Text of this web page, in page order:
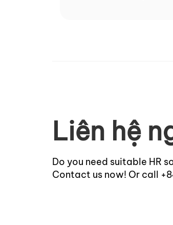
Liên hệ
Do you need suitable HR
Contact us now! Or call